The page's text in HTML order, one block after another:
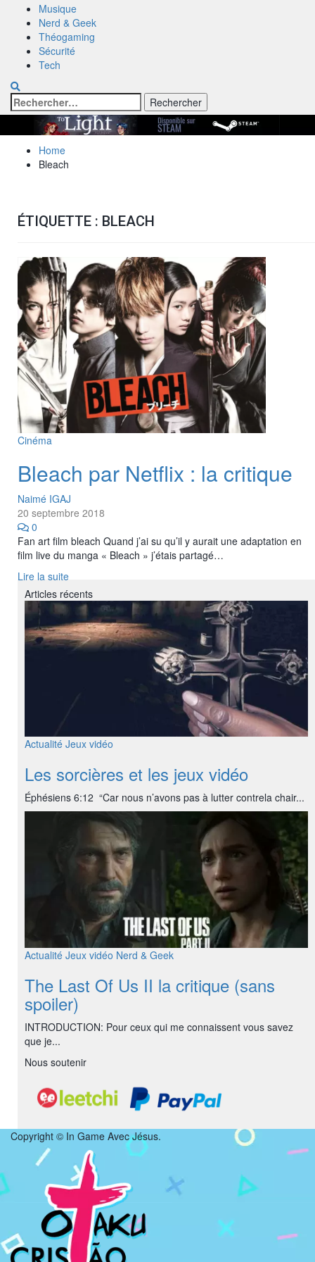
Musique
Nerd & Geek
Théogaming
Sécurité
Tech
Rechercher :
Home
Bleach
ÉTIQUETTE : BLEACH
Cinéma
Bleach par Netflix : la critique
Naimé IGAJ
20 septembre 2018
0
Fan art film bleach Quand j’ai su qu’il y aurait une adaptation en
film live du manga « Bleach » j’étais partagé…
Lire la suite
Articles récents
Actualité Jeux vidéo
Les sorcières et les jeux vidéo
Éphésiens 6:12 “Car nous n’avons pas à lutter contrela chair...
Actualité Jeux vidéo Nerd & Geek
The Last Of Us II la critique (sans
spoiler)
INTRODUCTION: Pour ceux qui me connaissent vous savez
que je...
Nous soutenir
Copyright © In Game Avec Jésus.